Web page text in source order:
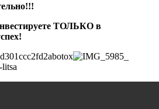
ТОЛЬКО в